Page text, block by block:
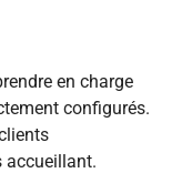
en charge
configurés.
accueillant.